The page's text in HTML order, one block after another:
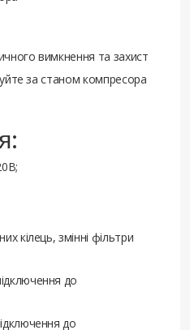
вимкнення та захист
за станом компресора
кілець, змінні фільтри
до
до